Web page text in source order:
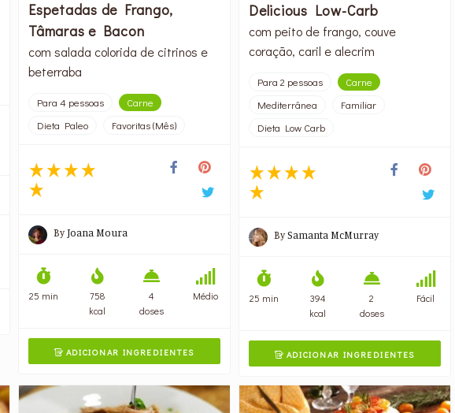
Espetadas de Frango,
Tâmaras e Bacon
com salada colorida de citrinos e
beterraba
Para 4 pessoas
Carne
Dieta Paleo
Favoritas (Mês)
ByJoana Moura
25 min
758
kcal
4
doses
Médio
ADICIONAR INGREDIENTES
Delicious Low-Carb
com peito de frango, couve
coração, caril e alecrim
Para 2 pessoas
Carne
Mediterrânea
Familiar
Dieta Low Carb
BySamanta McMurray
25 min
394
kcal
2
doses
Fácil
ADICIONAR INGREDIENTES